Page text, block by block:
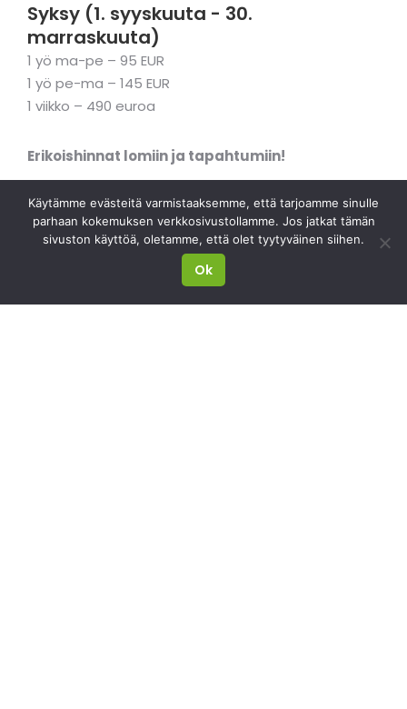
Syksy (1. syyskuuta - 30.
marraskuuta)
1 yö ma-pe – 95 EUR
1 yö pe-ma – 145 EUR
1 viikko – 490 euroa
Erikoishinnat lomiin ja tapahtumiin!
Jos haluamasi loma-aika ei vastaa tarjoamiamme
vaihtoehtoja, ota yhteyttä, niin etsitään yhdessä
Käytämme evästeitä varmistaaksemme, että tarjoamme sinulle
parhaan kokemuksen verkkosivustollamme. Jos jatkat tämän
sivuston käyttöä, oletamme, että olet tyytyväinen siihen.
Ok